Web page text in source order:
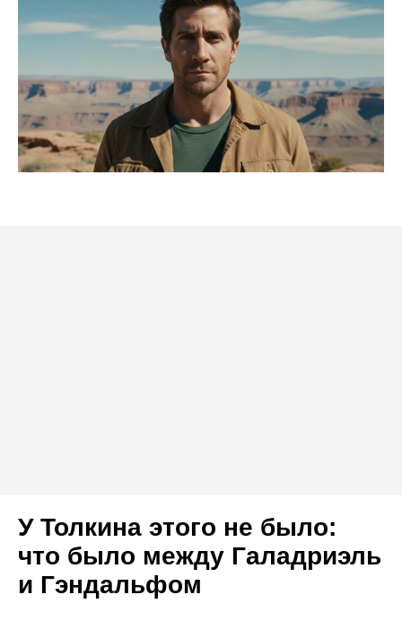
У Толкина этого не было:
что было между Галадриэль
и Гэндальфом